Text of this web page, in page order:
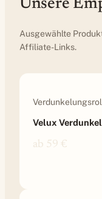
Unsere
Ausgewählte
Affiliate-Links.
Velux
ab 59 €